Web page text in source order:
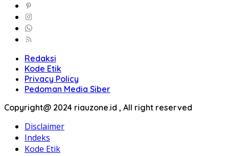
Redaksi
Kode Etik
Privacy Policy
Pedoman Media Siber
Copyright@ 2024 riauzone.id , All right reserved
Disclaimer
Indeks
Kode Etik